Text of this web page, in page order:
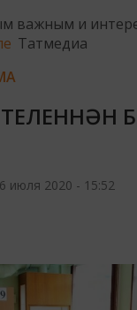
важным и
Татмедиа
ТЕЛЕННӘН
6 июля 2020 - 15:52